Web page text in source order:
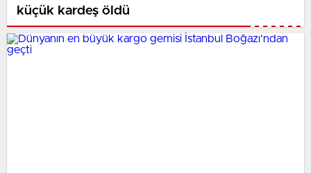
küçük kardeş öldü